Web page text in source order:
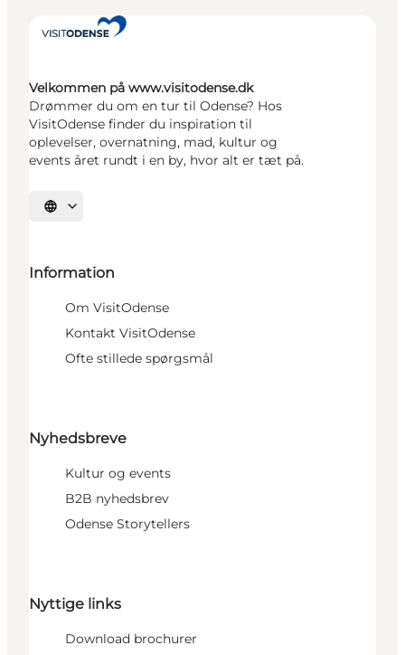
Velkommen på www.visitodense.dk
Drømmer du om en tur til Odense? Hos
VisitOdense finder du inspiration til
oplevelser, overnatning, mad, kultur og
events året rundt i en by, hvor alt er tæt på.
Vælg sprog
Information
Om VisitOdense
Kontakt VisitOdense
Ofte stillede spørgsmål
Nyhedsbreve
Kultur og events
B2B nyhedsbrev
Odense Storytellers
Nyttige links
Download brochurer